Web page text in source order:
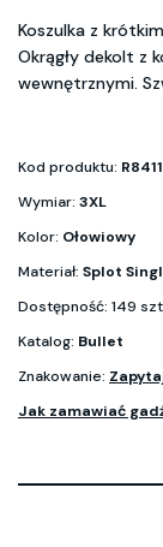
Koszulka z
Okrągły dekolt z
wewnętrznymi.
Kod produktu:
Wymiar: 3XL
Kolor: Ołowiowy
Materiał: Splot
Dostępność: 149
Katalog: Bullet
Znakowanie:
Jak zamawiać